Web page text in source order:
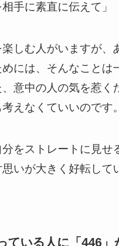
手に素直に伝えて」
しむ人がいますが、
には、そんなことは
、意中の人の気を惹く
えなくていいのです。
をストレートに見せ
いが大きく好転して
ている人に「446」